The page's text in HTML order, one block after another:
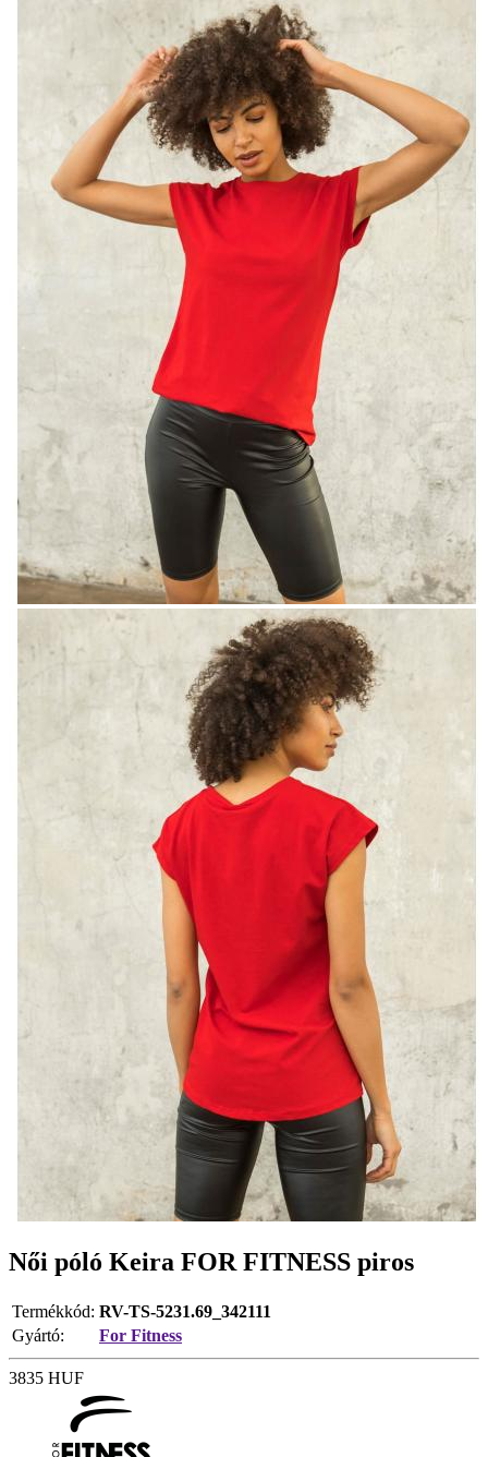
Női póló Keira FOR FITNESS piros
Termékkód: RV-TS-5231.69_342111
Gyártó:
For Fitness
3835 HUF